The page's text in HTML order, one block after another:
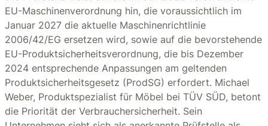
EU-Maschinenverordnung hin, die voraussichtlich im
Januar 2027 die aktuelle Maschinenrichtlinie
2006/42/EG ersetzen wird, sowie auf die bevorstehende
EU-Produktsicherheitsverordnung, die bis Dezember
2024 entsprechende Anpassungen am geltenden
Produktsicherheitsgesetz (ProdSG) erfordert. Michael
Weber, Produktspezialist für Möbel bei TÜV SÜD, betont
die Priorität der Verbrauchersicherheit. Sein